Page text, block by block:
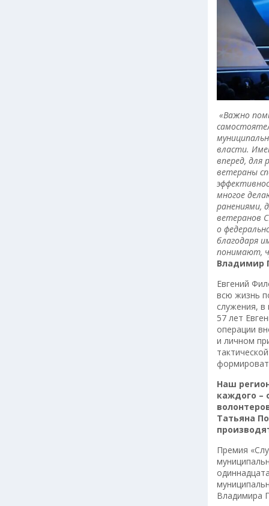
«Важно
власти.
вперед, для
ветераны
многое
ранениями,
ветеранов
о
благодаря
понимают,
Владимир
Евгений
всю жизнь
служения,
57 лет
операции
и личном
Наш
каждого –
Татьяна
Премия
Владимира